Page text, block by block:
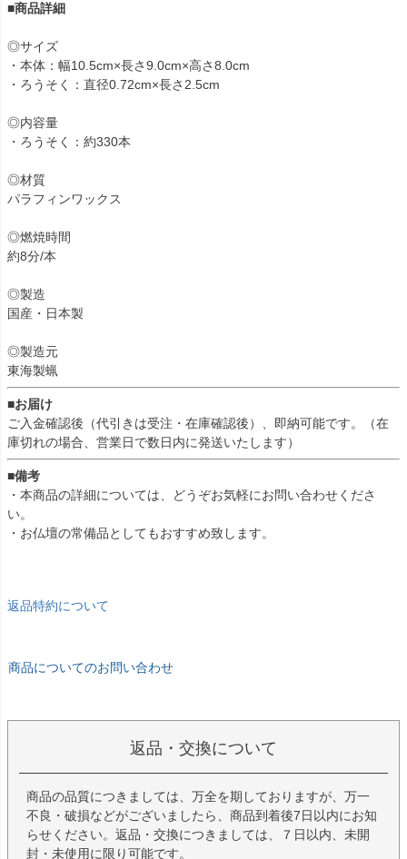
■商品詳細
◎サイズ
・本体：幅10.5cm×長さ9.0cm×高さ8.0cm
・ろうそく：直径0.72cm×長さ2.5cm
◎内容量
・ろうそく：約330本
◎材質
パラフィンワックス
◎燃焼時間
約8分/本
◎製造
国産・日本製
◎製造元
東海製蝋
■お届け
ご入金確認後（代引きは受注・在庫確認後）、即納可能です。（在
庫切れの場合、営業日で数日内に発送いたします）
■備考
・本商品の詳細については、どうぞお気軽にお問い合わせくださ
い。
・お仏壇の常備品としてもおすすめ致します。
返品特約について
商品についてのお問い合わせ
返品・交換について
商品の品質につきましては、万全を期しておりますが、万一
不良・破損などがございましたら、商品到着後7日以内にお知
らせください。返品・交換につきましては、７日以内、未開
封・未使用に限り可能です。